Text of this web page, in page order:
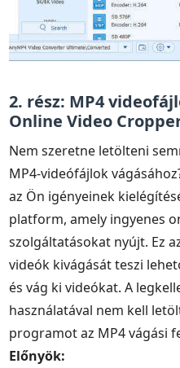
2. rész: MP4
Online Video
Nem szeretne letölteni
MP4-videófájlok
az Ön igényeinek
platform, amely ingyenes
szolgáltatásokat nyújt. Ez
videók kivágását teszi
és vág ki videókat. A
használatával nem kell
programot az MP4 vágási
Előnyök: